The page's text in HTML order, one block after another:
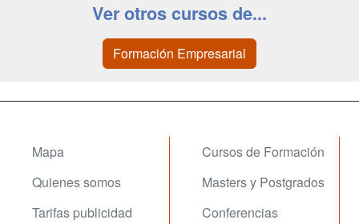
Ver otros cursos de...
Formación Empresarial
Mapa
Quienes somos
Tarifas publicidad
Cursos de Formación
Masters y Postgrados
Conferencias